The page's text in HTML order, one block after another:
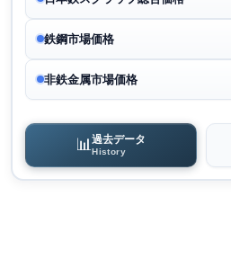
鉄鋼市場価格
非鉄金属市場価格
📊過去データ
History